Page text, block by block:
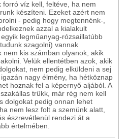
víz kell, feltéve, ha nem
készíteni. Ezeket azért nem
- pedig hogy megtennénk-,
azzal a kialakult
legműanyag-rózsaillatúbb
szagolni) vannak
nem kis számban olyanok, akik
Velük ellentétben azok, akik
nem pedig elküldeni a sej
nagy élmény, ha hétköznap
hoznak fel a képernyő aljából. A
trükk, már rég nem kell
dolgokat pedig onnan lehet
nem lesz folt a szemünk alatt,
észrevétlenül rendezi át a
értelmében.